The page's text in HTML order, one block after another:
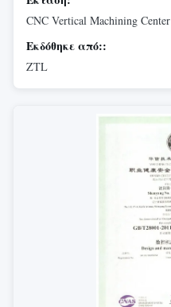
CNC Vertical Machining Center
Εκδόθηκε από::
ZTL